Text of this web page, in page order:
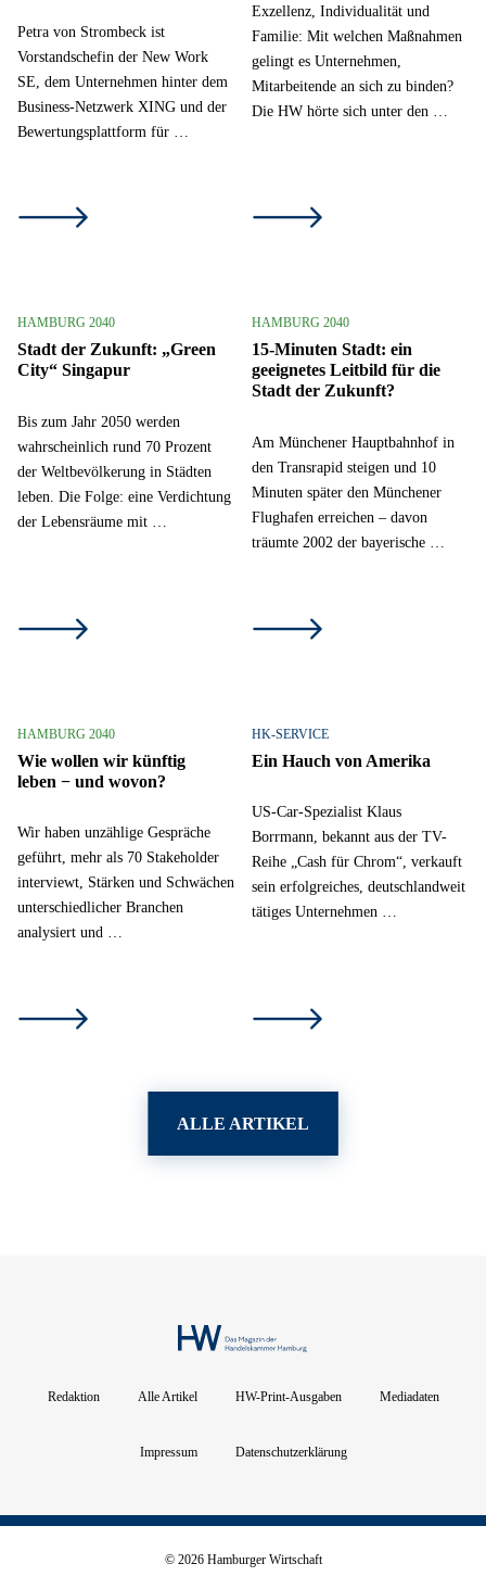
Petra von Strombeck ist
Vorstandschefin der New Work
SE, dem Unternehmen hinter dem
Business-Netzwerk XING und der
Bewertungsplattform für …
Exzellenz, Individualität und
Familie: Mit welchen Maßnahmen
gelingt es Unternehmen,
Mitarbeitende an sich zu binden?
Die HW hörte sich unter den …
HAMBURG 2040
Stadt der Zukunft: „Green
City“ Singapur
Bis zum Jahr 2050 werden
wahrscheinlich rund 70 Prozent
der Weltbevölkerung in Städten
leben. Die Folge: eine Verdichtung
der Lebensräume mit …
HAMBURG 2040
15-Minuten Stadt: ein
geeignetes Leitbild für die
Stadt der Zukunft?
Am Münchener Hauptbahnhof in
den Transrapid steigen und 10
Minuten später den Münchener
Flughafen erreichen – davon
träumte 2002 der bayerische …
HAMBURG 2040
Wie wollen wir künftig
leben − und wovon?
Wir haben unzählige Gespräche
geführt, mehr als 70 Stakeholder
interviewt, Stärken und Schwächen
unterschiedlicher Branchen
analysiert und …
HK-SERVICE
Ein Hauch von Amerika
US-Car-Spezialist Klaus
Borrmann, bekannt aus der TV-
Reihe „Cash für Chrom“, verkauft
sein erfolgreiches, deutschlandweit
tätiges Unternehmen …
ALLE ARTIKEL
Redaktion Alle Artikel HW-Print-Ausgaben Mediadaten
Impressum Datenschutzerklärung
© 2026 Hamburger Wirtschaft